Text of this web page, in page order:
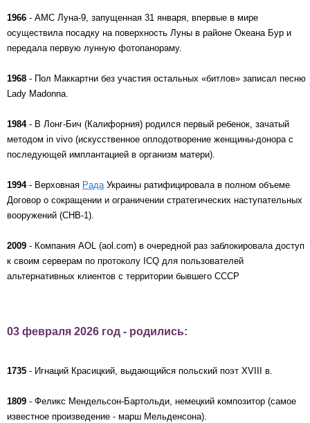
1966 - АМС Луна-9, запущенная 31 января, впервые в мире
осуществила посадку на поверхность Луны в районе Океана Бур и
передала первую лунную фотопанораму.
1968 - Пол Маккартни без участия остальных «битлов» записал песню
Lady Madonna.
1984- В Лонг-Бич (Калифорния) родился первый ребенок, зачатый
методом in vivo (искусственное оплодотворение женщины-донора с
последующей имплантацией в организм матери).
1994- Верховная РадаУкраины ратифицировала в полном объеме
Договор о сокращении и ограничении стратегических наступательных
вооружений (СНВ-1).
2009 - Компания AOL (aol.com) в очередной раз заблокировала доступ
к своим серверам по протоколу ICQ для пользователей
альтернативных клиентов с территории бывшего СССР
03 февраля 2026 год - родились:
1735 - Игнаций Красицкий, выдающийся польский поэт XVIII в.
1809 - Феликс Мендельсон-Бартольди, немецкий композитор (самое
известное произведение - марш Мельденсона).